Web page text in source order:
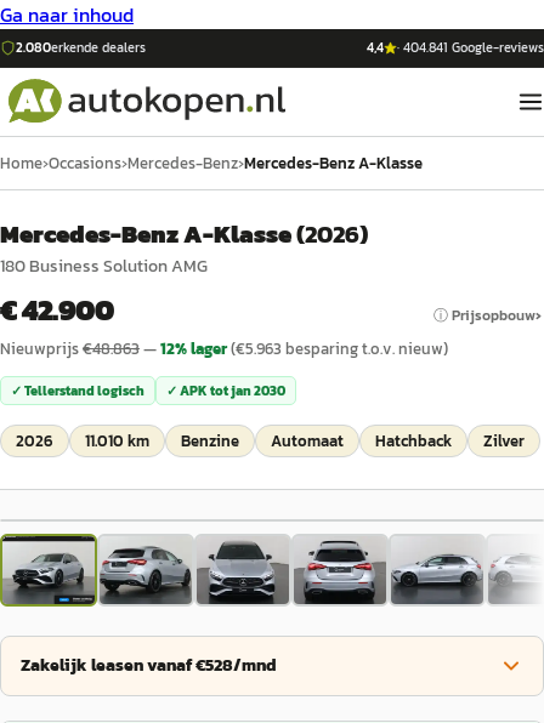
Ga naar inhoud
2.080erkende dealers 4,4 ·404.841 Google-reviews
Home›Occasions›Mercedes-Benz›Mercedes-Benz A-Klasse
Mercedes-Benz A-Klasse(2026)
180 Business Solution AMG
€ 42.900 ⓘ Prijsopbouw
Nieuwprijs€48.863—12% lager(€5.963 besparing t.o.v. nieuw)
✓ Tellerstand logisch ✓ APK totjan 2030
2026 11.010 km Benzine Automaat Hatchback Zilver
1/45
Zakelijk leasen vanaf €528/mnd